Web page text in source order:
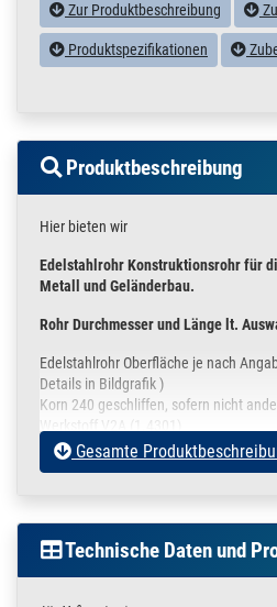
Zur Produktbeschreibung
Produktspezifikationen
Produktbeschreibung
Hier bieten wir
Edelstahlrohr Konstruktionsrohr für
Metall und Geländerbau.
Rohr Durchmesser und Länge lt.
Edelstahlrohr Oberfläche je nach
Details in Bildgrafik )
Korn 240 geschliffen, sofern nicht
Werkstoff V2A (1.4301)
angelehnt an DIN 17455 / EN ISO 1127
In der oberen Auswahlbox können Sie
Ihre gewünschte Stückzahl
Gesamte
Technische Daten und